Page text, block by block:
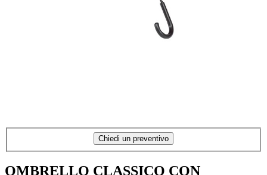
Chiedi un preventivo
OMBRELLO CLASSICO CON